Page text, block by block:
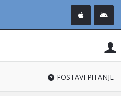
®
POSTAVI PITANJE